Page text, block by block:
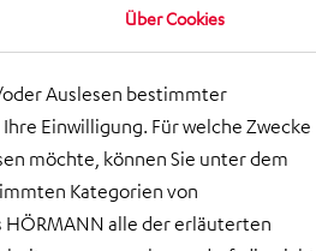
Über Cookies
Auslesen bestimmter
Einwilligung. Für welche Zwecke
möchte, können Sie unter dem
Kategorien von
HÖRMANN alle der erläuterten
veröffentlicht
2025